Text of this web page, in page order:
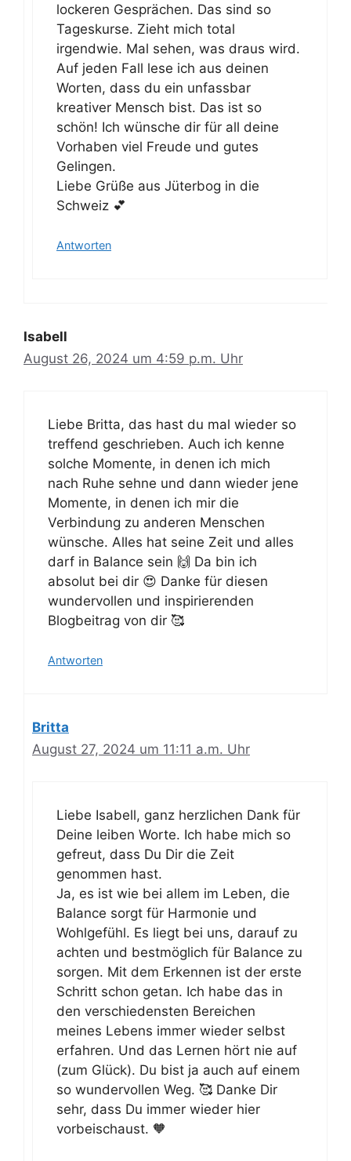
lockeren Gesprächen. Das sind so
Tageskurse. Zieht mich total
irgendwie. Mal sehen, was draus wird.
Auf jeden Fall lese ich aus deinen
Worten, dass du ein unfassbar
kreativer Mensch bist. Das ist so
schön! Ich wünsche dir für all deine
Vorhaben viel Freude und gutes
Gelingen.
Liebe Grüße aus Jüterbog in die
Schweiz 💕
Antworten
Isabell
August 26, 2024 um 4:59 p.m. Uhr
Liebe Britta, das hast du mal wieder so
treffend geschrieben. Auch ich kenne
solche Momente, in denen ich mich
nach Ruhe sehne und dann wieder jene
Momente, in denen ich mir die
Verbindung zu anderen Menschen
wünsche. Alles hat seine Zeit und alles
darf in Balance sein 🙌 Da bin ich
absolut bei dir 😍 Danke für diesen
wundervollen und inspirierenden
Blogbeitrag von dir 🥰
Antworten
Britta
August 27, 2024 um 11:11 a.m. Uhr
Liebe Isabell, ganz herzlichen Dank für
Deine leiben Worte. Ich habe mich so
gefreut, dass Du Dir die Zeit
genommen hast.
Ja, es ist wie bei allem im Leben, die
Balance sorgt für Harmonie und
Wohlgefühl. Es liegt bei uns, darauf zu
achten und bestmöglich für Balance zu
sorgen. Mit dem Erkennen ist der erste
Schritt schon getan. Ich habe das in
den verschiedensten Bereichen
meines Lebens immer wieder selbst
erfahren. Und das Lernen hört nie auf
(zum Glück). Du bist ja auch auf einem
so wundervollen Weg. 🥰 Danke Dir
sehr, dass Du immer wieder hier
vorbeischaust. 🧡